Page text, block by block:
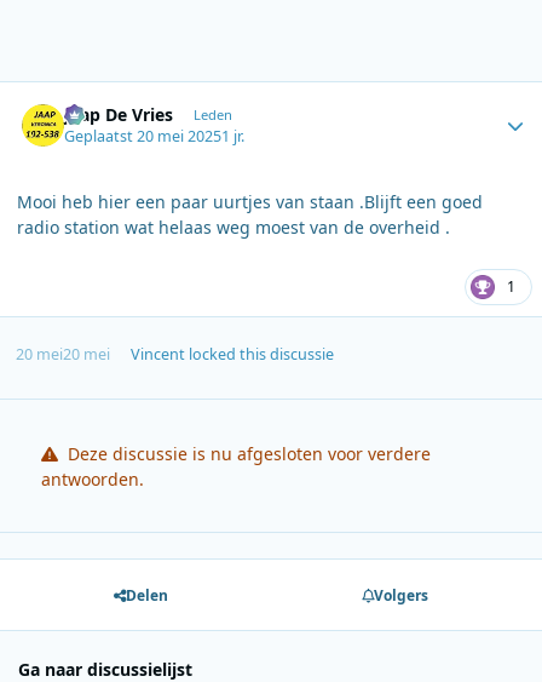
Jaap De Vries Leden
Geplaatst20 mei 20251 jr.
Mooi heb hier een paar uurtjes van staan .Blijft een goed
radio station wat helaas weg moest van de overheid .
1
20 mei20 mei Vincentlocked this discussie
Deze discussie is nu afgesloten voor verdere
antwoorden.
Delen Volgers
Ga naar discussielijst